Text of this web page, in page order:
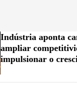
Indústria aponta
ampliar
impulsionar o